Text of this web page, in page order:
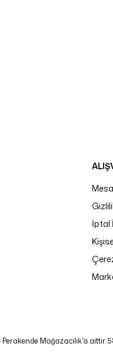
İptal
Mağazacılık'a aittir.